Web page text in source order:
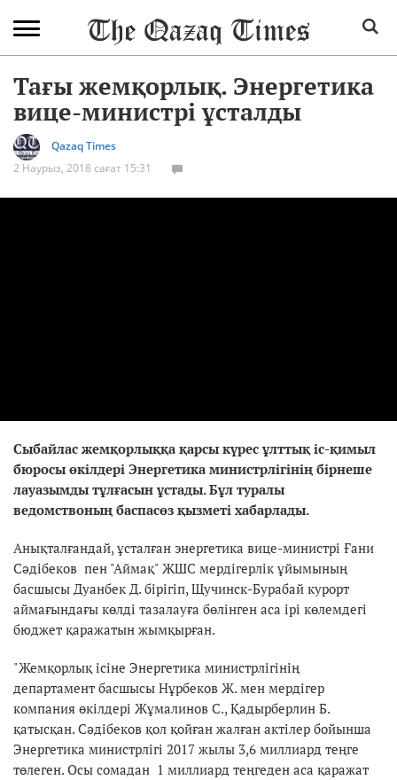
Тағы жемқорлық. Энергетика
вице-министрі ұсталды
Qazaq Times
2 Наурыз, 2018 сағат 15:31
Сыбайлас жемқорлыққа қарсы күрес ұлттық іс-қимыл
бюросы өкілдері Энергетика министрлігінің бірнеше
лауазымды тұлғасын ұстады. Бұл туралы
ведомствоның баспасөз қызметі хабарлады.
Анықталғандай, ұсталған энергетика вице-министрі Ғани
Сәдібеков пен "Аймақ" ЖШС мердігерлік ұйымының
басшысы Дуанбек Д. бірігіп, Щучинск-Бурабай курорт
аймағындағы көлді тазалауға бөлінген аса ірі көлемдегі
бюджет қаражатын жымқырған.
"Жемқорлық ісіне Энергетика министрлігінің
департамент басшысы Нұрбеков Ж. мен мердігер
компания өкілдері Жұмалинов С., Қадырберлин Б.
қатысқан. Сәдібеков қол қойған жалған актілер бойынша
Энергетика министрлігі 2017 жылы 3,6 миллиард теңге
төлеген. Осы сомадан 1 миллиард теңгеден аса қаражат